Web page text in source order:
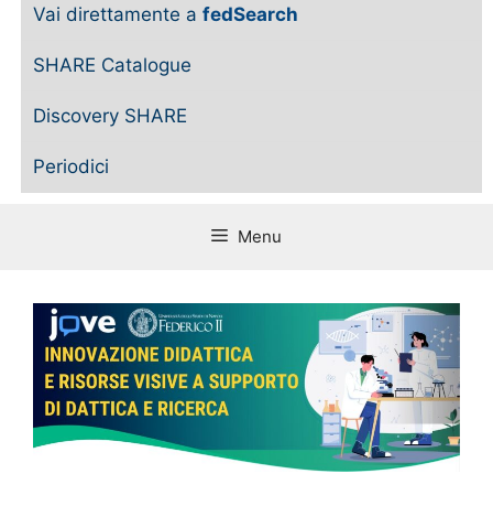
Vai direttamente a fedSearch
SHARE Catalogue
Discovery SHARE
Periodici
Menu